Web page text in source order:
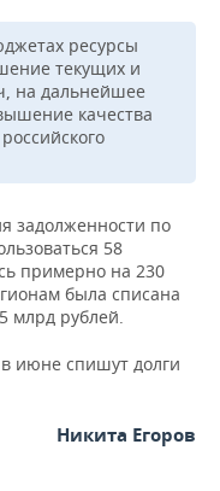
ресурсы
текущих и
на дальнейшее
качества
задолженности по
58
примерно на 230
была списана
млрд рублей.
в июне спишут долги
Никита Егоров